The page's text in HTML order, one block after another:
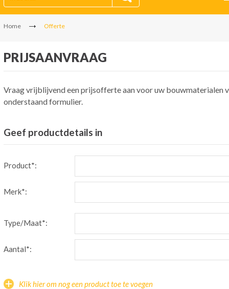
Home Offerte
PRIJSAANVRAAG
Vraag vrijblijvend een prijsofferte aan voor uw bouwmaterialen
onderstaand formulier.
Geef productdetails in
Product*:
Merk*:
Type/Maat*:
Aantal*:
Klik hier om nog een product toe te voegen